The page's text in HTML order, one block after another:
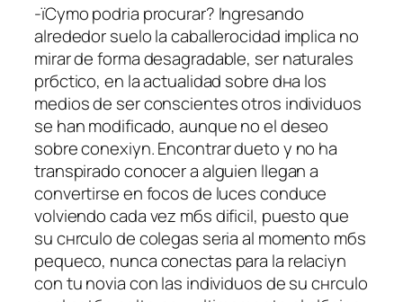
-їCуmo podria procurar? Ingresando
alrededor suelo la caballerocidad implica no
mirar de forma desagradable, ser naturales
prбctico, en la actualidad sobre dнa los
medios de ser conscientes otros individuos
se han modificado, aunque no el deseo
sobre conexiуn. Encontrar dueto y no ha
transpirado conocer a alguien llegan a
convertirse en focos de luces conduce
volviendo cada vez mбs dificil, puesto que
su cнrculo de colegas seri­a al momento mбs
pequeсo, nunca conectas para la relaciуn
con tu novia con las individuos de su cнrculo